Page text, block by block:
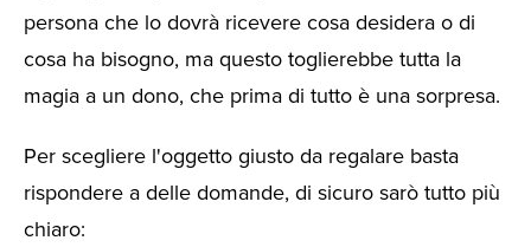
persona che lo dovrà ricevere cosa desidera o di
cosa ha bisogno, ma questo toglierebbe tutta la
magia a un dono, che prima di tutto è una sorpresa.
Per scegliere l'oggetto giusto da regalare basta
rispondere a delle domande, di sicuro sarò tutto più
chiaro: